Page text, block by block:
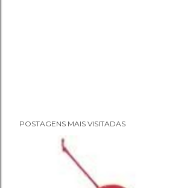
POSTAGENS MAIS VISITADAS